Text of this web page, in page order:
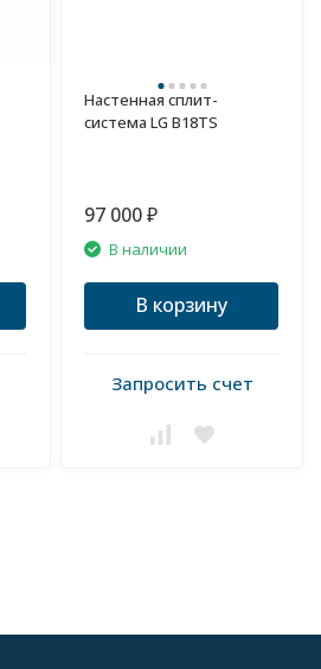
Настенная сплит-
система LG B18TS
97 000 ₽
В наличии
В корзину
Запросить счет